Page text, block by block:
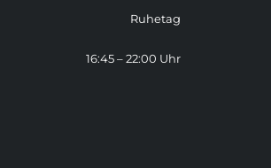
Ruhetag
16:45 – 22:00 Uhr